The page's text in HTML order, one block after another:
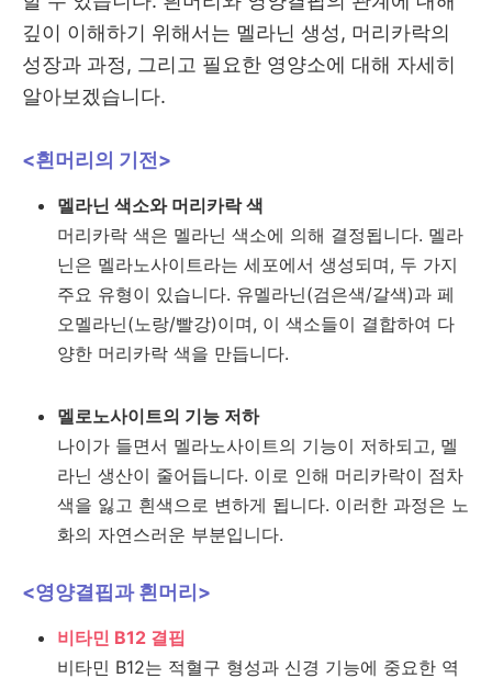
깊이 이해하기 위해서는 멜라닌 생성, 머리카락의
성장과 과정, 그리고 필요한 영양소에 대해 자세히
알아보겠습니다.
<흰머리의 기전>
멜라닌 색소와 머리카락 색
머리카락 색은 멜라닌 색소에 의해 결정됩니다. 멜라
닌은 멜라노사이트라는 세포에서 생성되며, 두 가지
주요 유형이 있습니다. 유멜라닌(검은색/갈색)과 페
오멜라닌(노랑/빨강)이며, 이 색소들이 결합하여 다
양한 머리카락 색을 만듭니다.
멜로노사이트의 기능 저하
나이가 들면서 멜라노사이트의 기능이 저하되고, 멜
라닌 생산이 줄어듭니다. 이로 인해 머리카락이 점차
색을 잃고 흰색으로 변하게 됩니다. 이러한 과정은 노
화의 자연스러운 부분입니다.
<영양결핍과 흰머리>
비타민 B12 결핍
비타민 B12는 적혈구 형성과 신경 기능에 중요한 역